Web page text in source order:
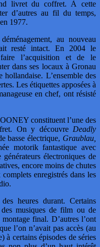
livret du coffret. À cette
d’autres au fil du temps,
1977.
au nouveau
resté intact. En 2004 le
l’acquisition et de le
dans ses locaux à Gronau
L’ensemble des
Les étiquettes apposées à
en chef, ont résisté
constituent l’une des
On y découvre Deadly
basse électrique, Graublau,
motorik fantastique avec
électroniques de
encore moins de chutes
enregistrés dans les
heures durant. Certains
musiques de film ou de
final. D’autres l’ont
l’on n’avait pas accès (au
à certains épisodes de séries